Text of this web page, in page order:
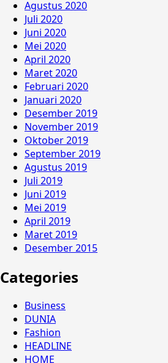
Agustus 2020
Juli 2020
Juni 2020
Mei 2020
April 2020
Maret 2020
Februari 2020
Januari 2020
Desember 2019
November 2019
Oktober 2019
September 2019
Agustus 2019
Juli 2019
Juni 2019
Mei 2019
April 2019
Maret 2019
Desember 2015
Categories
Business
DUNIA
Fashion
HEADLINE
HOME